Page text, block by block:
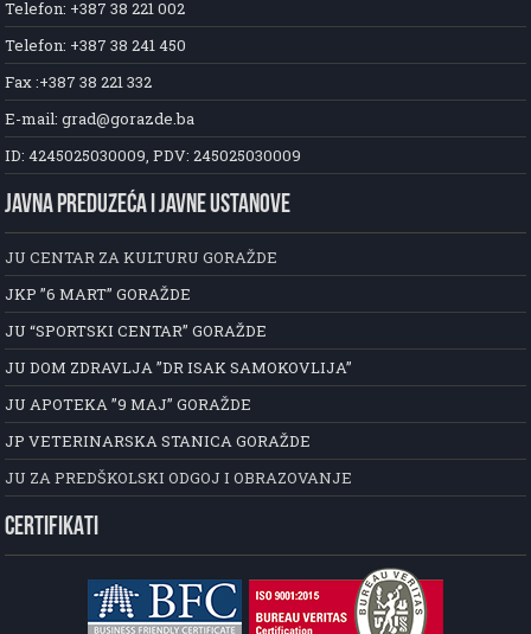
Telefon: +387 38 221 002
Telefon: +387 38 241 450
Fax :+387 38 221 332
E-mail: grad@gorazde.ba
ID: 4245025030009, PDV: 245025030009
JAVNA PREDUZEĆA I JAVNE USTANOVE
JU CENTAR ZA KULTURU GORAŽDE
JKP ”6 MART” GORAŽDE
JU “SPORTSKI CENTAR” GORAŽDE
JU DOM ZDRAVLJA ”DR ISAK SAMOKOVLIJA”
JU APOTEKA ”9 MAJ” GORAŽDE
JP VETERINARSKA STANICA GORAŽDE
JU ZA PREDŠKOLSKI ODGOJ I OBRAZOVANJE
CERTIFIKATI